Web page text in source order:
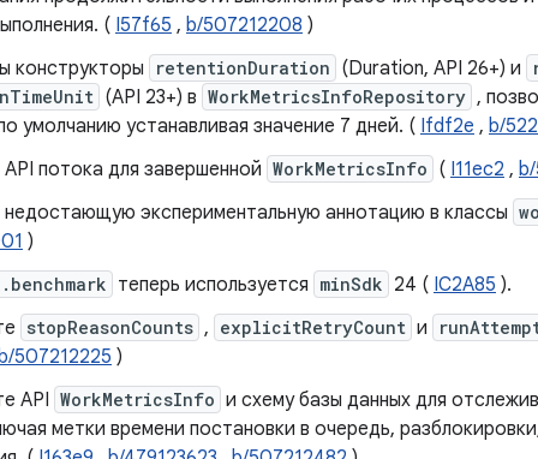
( I57f65 , b/507212208 )
конструкторы
retentionDuration (Duration, API 26+) и
(API 23+) в WorkMetricsInfoRepository ,
умолчанию устанавливая значение 7 дней. ( Ifdf2e , b/
потока для завершенной WorkMetricsInfo ( I11ec2 ,
экспериментальную аннотацию в классы
)
теперь используется minSdk 24 ( IC2A85 ).
stopReasonCounts , explicitRetryCount и
507212225 )
API WorkMetricsInfo и схему базы данных для
метки времени постановки в очередь,